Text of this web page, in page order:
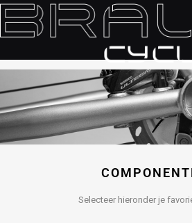
Selecteer hieronder je